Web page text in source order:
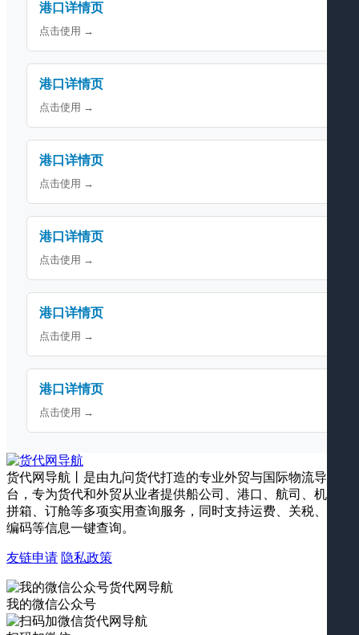
港口详情页
点击使用 →
港口详情页
点击使用 →
港口详情页
点击使用 →
港口详情页
点击使用 →
港口详情页
点击使用 →
港口详情页
点击使用 →
货代网导航丨是由九问货代打造的专业外贸与国际物流导航平
台，专为货代和外贸从业者提供船公司、港口、航司、机场、
拼箱、订舱等多项实用查询服务，同时支持运费、关税、海关
编码等信息一键查询。
友链申请 隐私政策
我的微信公众号